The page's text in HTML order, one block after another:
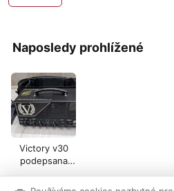
Naposledy prohlížené
Victory v30
podepsana